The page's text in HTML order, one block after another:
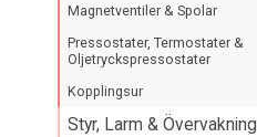
Magnetventiler & Spolar
Pressostater, Termostater &
Oljetryckspressostater
Kopplingsur
Styr, Larm & Övervakning